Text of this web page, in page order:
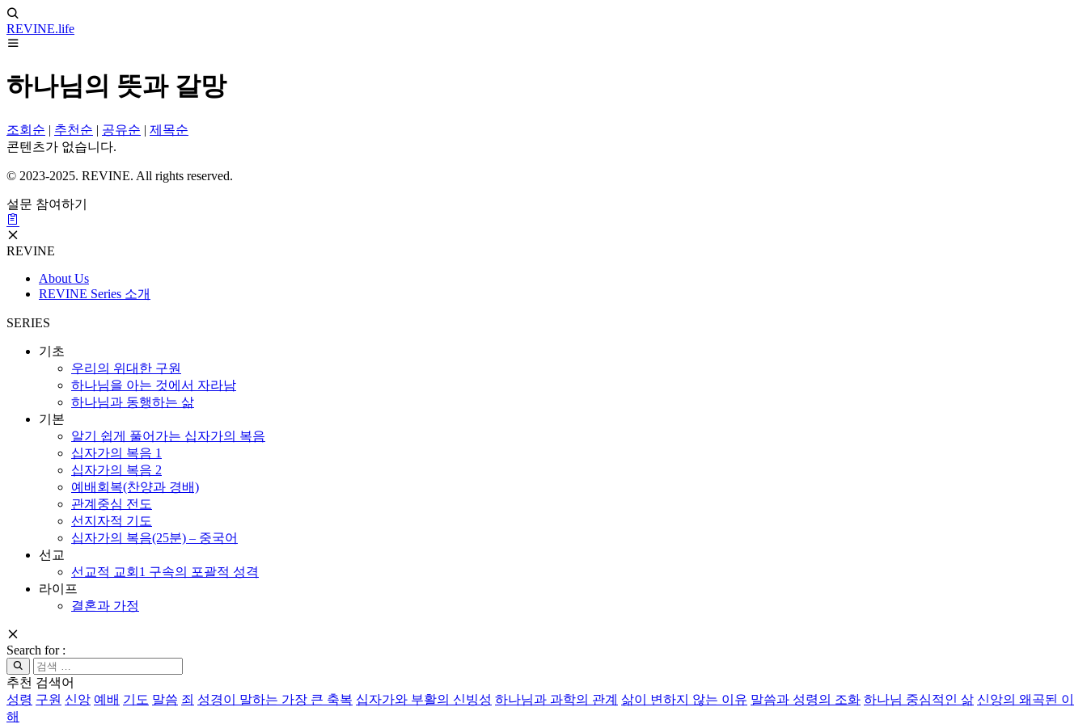
REVINE.life
하나님의 뜻과 갈망
조회순 | 추천순 | 공유순 | 제목순
콘텐츠가 없습니다.
© 2023-2025. REVINE. All rights reserved.
설문 참여하기
REVINE
About Us
REVINE Series 소개
SERIES
기초
우리의 위대한 구원
하나님을 아는 것에서 자라남
하나님과 동행하는 삶
기본
알기 쉽게 풀어가는 십자가의 복음
십자가의 복음 1
십자가의 복음 2
예배회복(찬양과 경배)
관계중심 전도
선지자적 기도
십자가의 복음(25분) – 중국어
선교
선교적 교회1 구속의 포괄적 성격
라이프
결혼과 가정
Search for :
추천 검색어
성령 구원 신앙 예배 기도 말씀 죄 성경이 말하는 가장 큰 축복 십자가와 부활의 신빙성 하나님과 과학의 관계 삶이 변하지 않는 이유 말씀과 성령의 조화 하나님 중심적인 삶 신앙의 왜곡된 이
해